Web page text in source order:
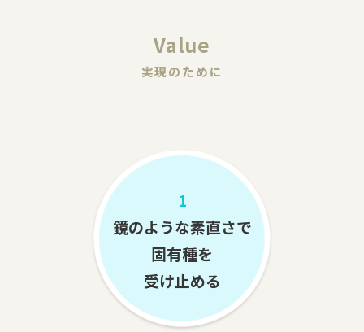
Value
実現のために
1
鏡のような素直さで
固有種を
受け止める